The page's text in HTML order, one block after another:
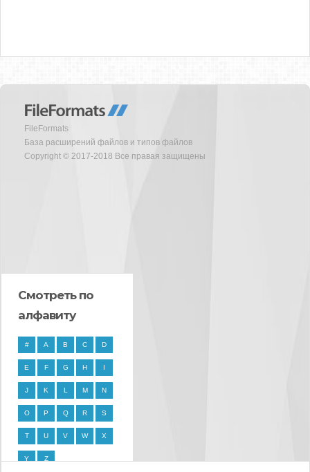
FileFormats
База расширений файлов и типов файлов
Copyright © 2017-2018 Все правая защищены
Смотреть по
алфавиту
# A B C D
E F G H I
J K L M N
O P Q R S
T U V W X
Y Z